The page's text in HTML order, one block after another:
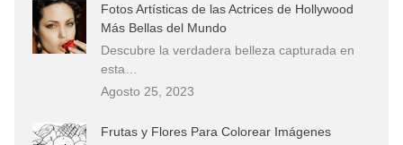
Fotos Artísticas de las Actrices de Hollywood
Más Bellas del Mundo
Descubre la verdadera belleza capturada en
esta…
Agosto 25, 2023
Frutas y Flores Para Colorear Imágenes